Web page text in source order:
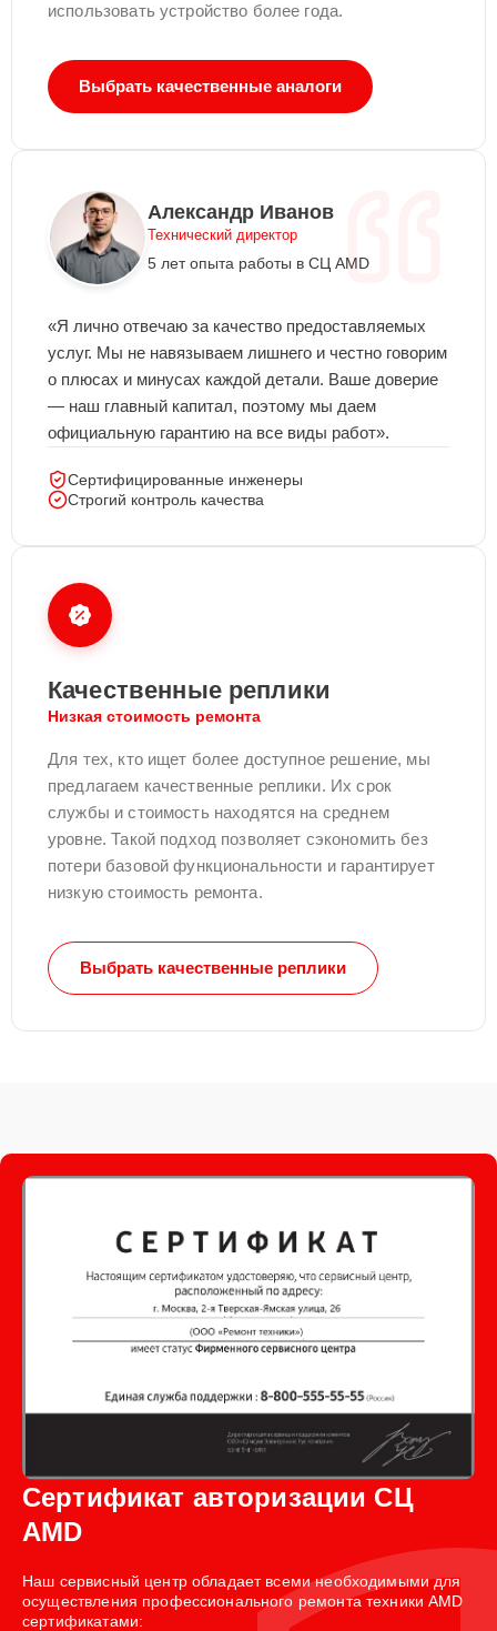
использовать устройство более года.
Выбрать качественные аналоги
Александр Иванов
Технический директор
5 лет опыта работы в СЦ AMD
«Я лично отвечаю за качество предоставляемых
услуг. Мы не навязываем лишнего и честно говорим
о плюсах и минусах каждой детали. Ваше доверие
— наш главный капитал, поэтому мы даем
официальную гарантию на все виды работ».
Сертифицированные инженеры
Строгий контроль качества
Качественные реплики
Низкая стоимость ремонта
Для тех, кто ищет более доступное решение, мы
предлагаем качественные реплики. Их срок
службы и стоимость находятся на среднем
уровне. Такой подход позволяет сэкономить без
потери базовой функциональности и гарантирует
низкую стоимость ремонта.
Выбрать качественные реплики
Сертификат авторизации СЦ
AMD
Наш сервисный центр обладает всеми необходимыми для
осуществления профессионального ремонта техники AMD
сертификатами: